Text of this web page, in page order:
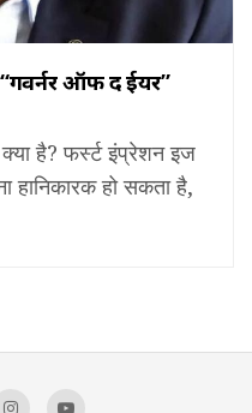
ऑफ द ईयर”
है? फर्स्ट इंप्रेशन इज
हानिकारक हो सकता है,